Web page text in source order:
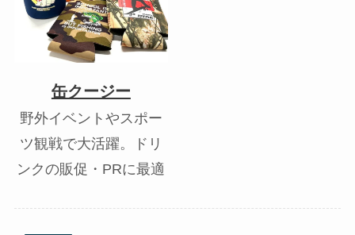
缶クージー
野外イベントやスポー
ツ観戦で大活躍。ドリ
ンクの販促・PRに最適